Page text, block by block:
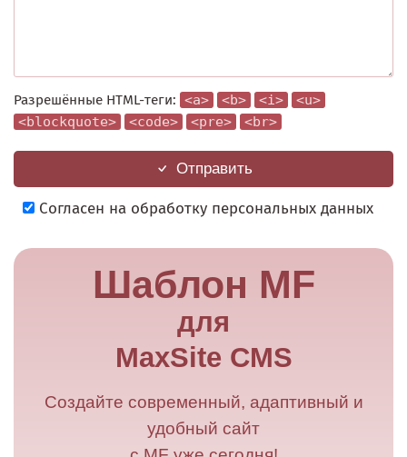
Разрешённые HTML-теги: <a> <b> <i>
<u>
<blockquote>
<code> <pre> <br>
Отправить
Согласен на обработку персональных данных
Шаблон MF
для
MaxSite CMS
Создайте современный, адаптивный и
удобный сайт